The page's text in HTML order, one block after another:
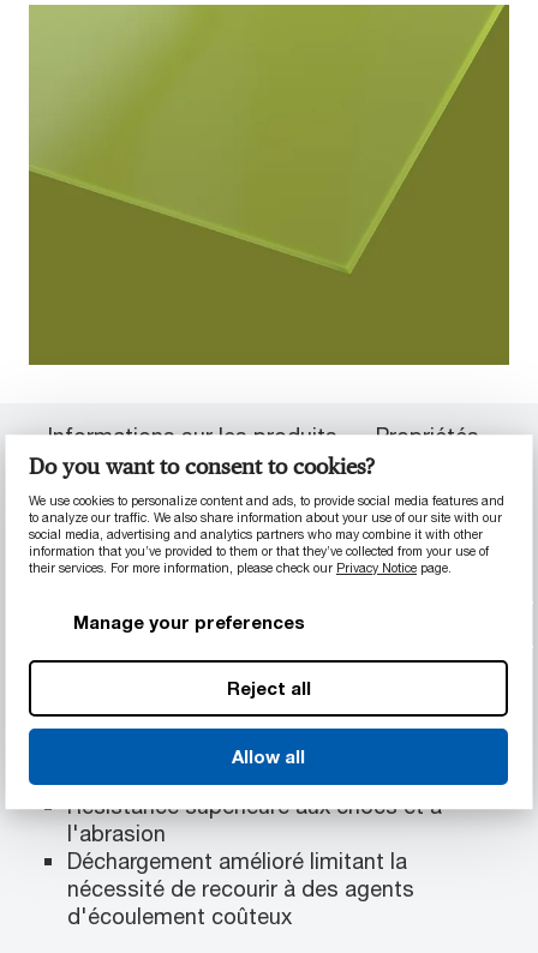
Do you want to consent to cookies?
We use cookies to personalize content and ads, to provide social media features and
to analyze our traffic. We also share information about your use of our site with our
social media, advertising and analytics partners who may combine it with other
information that you’ve provided to them or that they’ve collected from your use of
their services. For more information, please check our Privacy Notice page.
Manage your preferences
Reject all
Allow all
Informations sur les produits Propriétés
Documentation
Formes et tailles des produits
INFORMATIONS SUR LES PRODUITS
Propriétés des matériaux
Résistance supérieure aux chocs et à
l'abrasion
Déchargement amélioré limitant la
nécessité de recourir à des agents
d'écoulement coûteux